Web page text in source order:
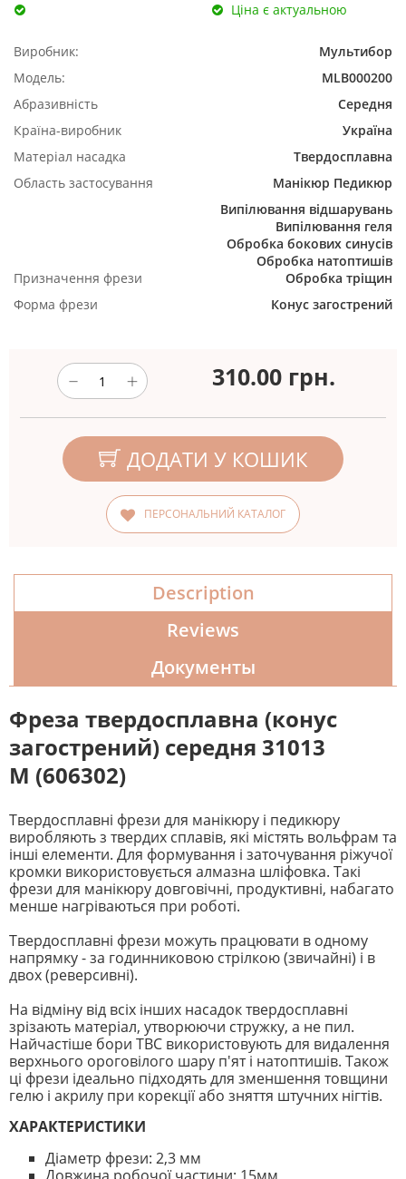
Ціна є актуальною
Виробник:
Мультибор
Модель:
MLB000200
Абразивність
Середня
Країна-виробник
Україна
Матеріал насадка
Твердосплавна
Область застосування
Манікюр Педикюр
Призначення фрези
Випілювання відшарувань
Випілювання геля
Обробка бокових синусів
Обробка натоптишів
Обробка тріщин
Форма фрези
Конус загострений
310.00 грн.
ДОДАТИ У КОШИК
ПЕРСОНАЛЬНИЙ КАТАЛОГ
Description
Reviews
Документы
Фреза твердосплавна (конус
загострений) середня 31013
М (606302)
Твердосплавні фрези для манікюру і педикюру
виробляють з твердих сплавів, які містять вольфрам та
інші елементи. Для формування і заточування ріжучої
кромки використовується алмазна шліфовка. Такі
фрези для манікюру довговічні, продуктивні, набагато
менше нагріваються при роботі.
Твердосплавні фрези можуть працювати в одному
напрямку - за годинниковою стрілкою (звичайні) і в
двох (реверсивні).
На відміну від всіх інших насадок твердосплавні
зрізають матеріал, утворюючи стружку, а не пил.
Найчастіше бори ТВС використовують для видалення
верхнього ороговілого шару п'ят і натоптишів. Також
ці фрези ідеально підходять для зменшення товщини
гелю і акрилу при корекції або зняття штучних нігтів.
ХАРАКТЕРИСТИКИ
Діаметр фрези: 2,3 мм